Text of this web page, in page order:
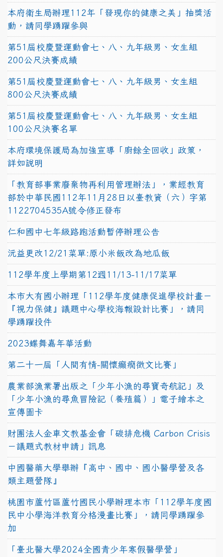
本府衛生局辦理112年「發現你的健康之美」抽獎活
動，請同學踴躍參與
第51屆校慶暨運動會七、八、九年級男、女生組
200公尺決賽成績
第51屆校慶暨運動會七、八、九年級男、女生組
800公尺決賽成績
第51屆校慶暨運動會七、八、九年級男、女生組
100公尺決賽名單
本府環境保護局為加強宣導「廚餘全回收」政策，
詳如說明
「教育部事業廢棄物再利用管理辦法」，業經教育
部於中華民國112年11月28日以臺教資（六）字第
1122704535A號令修正發布
仁和國中七年級路跑活動暫停辦理公告
沅益更改12/21菜單:原小米飯改為地瓜飯
112學年度上學期第12週11/13-11/17菜單
本市大有國小辦理「112學年度健康促進學校計畫－
『視力保健』議題中心學校海報設計比賽」，請同
學踴躍投件
2023蝶舞嘉年華活動
第二十一屆「人間有情-關懷癲癇徵文比賽」
農業部漁業署出版之「少年小漁的尋寶奇航記」及
「少年小漁的尋魚冒險記（養殖篇）」電子繪本之
宣傳圖卡
財團法人金車文教基金會「碳排危機 Carbon Crisis
－議題式教材申請」訊息
中國醫藥大學舉辦『高中、國中、國小醫學營及各
類主題營隊』
桃園市蘆竹區蘆竹國民小學辦理本市「112學年度國
民中小學海洋教育分格漫畫比賽」，請同學踴躍參
加
「臺北醫大學2024全國青少年寒假醫學營」